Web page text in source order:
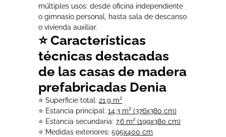
múltiples usos: desde oficina independiente
o gimnasio personal, hasta sala de descanso
o vivienda auxiliar.
⭐ Características
técnicas destacadas
de las casas de madera
prefabricadas Denia
⭐ Superficie total: 21,9 m²
⭐ Estancia principal: 14,3 m² (376x380 cm)
⭐ Estancia secundaria: 7,6 m² (199x380 cm)
⭐ Medidas exteriores: 595x400 cm